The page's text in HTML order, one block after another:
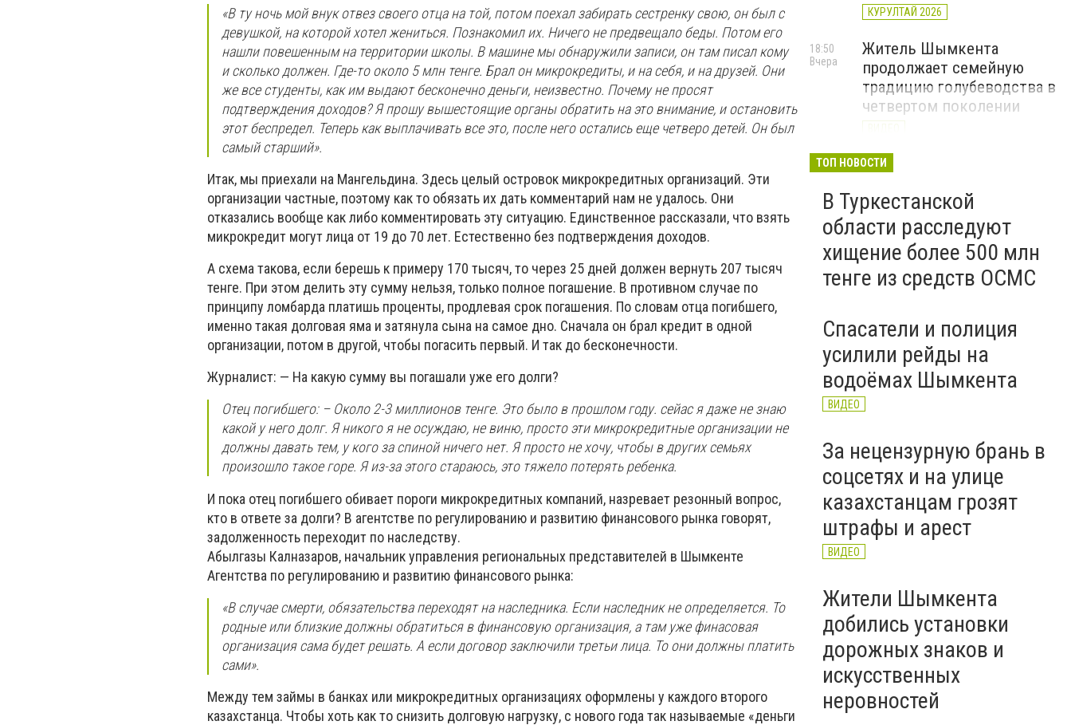
«В ту ночь мой внук отвез своего отца на той, потом поехал забирать сестренку свою, он был с
девушкой, на которой хотел жениться. Познакомил их. Ничего не предвещало беды. Потом его
нашли повешенным на территории школы. В машине мы обнаружили записи, он там писал кому
и сколько должен. Где-то около 5 млн тенге. Брал он микрокредиты, и на себя, и на друзей. Они
же все студенты, как им выдают бесконечно деньги, неизвестно. Почему не просят
подтверждения доходов? Я прошу вышестоящие органы обратить на это внимание, и остановить
этот беспредел. Теперь как выплачивать все это, после него остались еще четверо детей. Он был
самый старший».
Итак, мы приехали на Мангельдина. Здесь целый островок микрокредитных организаций. Эти
организации частные, поэтому как то обязать их дать комментарий нам не удалось. Они
отказались вообще как либо комментировать эту ситуацию. Единственное рассказали, что взять
микрокредит могут лица от 19 до 70 лет. Естественно без подтверждения доходов.
А схема такова, если берешь к примеру 170 тысяч, то через 25 дней должен вернуть 207 тысяч
тенге. При этом делить эту сумму нельзя, только полное погашение. В противном случае по
принципу ломбарда платишь проценты, продлевая срок погашения. По словам отца погибшего,
именно такая долговая яма и затянула сына на самое дно. Сначала он брал кредит в одной
организации, потом в другой, чтобы погасить первый. И так до бесконечности.
Журналист: — На какую сумму вы погашали уже его долги?
Отец погибшего: – Около 2-3 миллионов тенге. Это было в прошлом году. сейас я даже не знаю
какой у него долг. Я никого я не осуждаю, не виню, просто эти микрокредитные организации не
должны давать тем, у кого за спиной ничего нет. Я просто не хочу, чтобы в других семьях
произошло такое горе. Я из-за этого стараюсь, это тяжело потерять ребенка.
И пока отец погибшего обивает пороги микрокредитных компаний, назревает резонный вопрос,
кто в ответе за долги? В агентстве по регулированию и развитию финансового рынка говорят,
задолженность переходит по наследству.
Абылгазы Калназаров, начальник управления региональных представителей в Шымкенте
Агентства по регулированию и развитию финансового рынка:
«В случае смерти, обязательства переходят на наследника. Если наследник не определяется. То
родные или близкие должны обратиться в финансовую организация, а там уже финасовая
организация сама будет решать. А если договор заключили третьи лица. То они должны платить
сами».
Между тем займы в банках или микрокредитных организациях оформлены у каждого второго
казахстанца. Чтобы хоть как то снизить долговую нагрузку, с нового года так называемые «деньги
КУРУЛТАЙ 2026
Житель Шымкента
продолжает семейную
традицию голубеводства в
четвертом поколении
18:50
Вчера
«Әділет» объединила
регионов на форуме
цифровых инициатив
КУРУЛТАЙ 2026
17:22
ТОП НОВОСТИ
В Туркестанской
области расследуют
хищение более 500 млн
тенге из средств ОСМС
Спасатели и полиция
усилили рейды на
водоёмах Шымкента
ВИДЕО
За нецензурную брань в
соцсетях и на улице
казахстанцам грозят
штрафы и арест
ВИДЕО
Жители Шымкента
добились установки
дорожных знаков и
искусственных
неровностей